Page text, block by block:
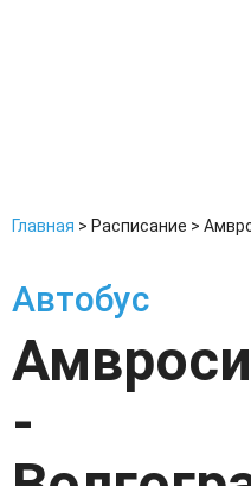
Главная > Расписание >
Автобус
-